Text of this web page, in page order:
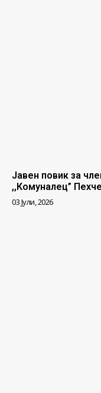
Јавен повик за
,,Комуналец”
03 Јули, 2026